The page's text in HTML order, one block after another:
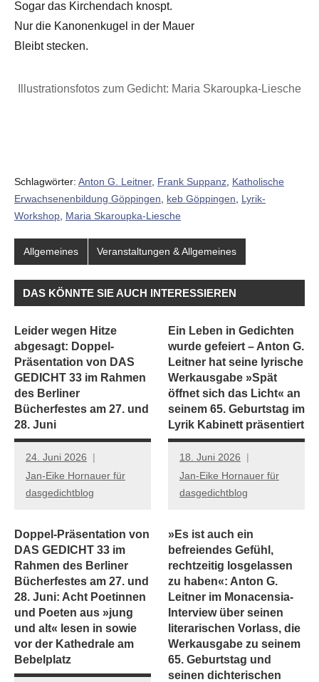
Sogar das Kirchendach knospt.
Nur die Kanonenkugel in der Mauer
Bleibt stecken.
Illustrationsfotos zum Gedicht: Maria Skaroupka-Liesche
Schlagwörter: Anton G. Leitner, Frank Suppanz Katholische
Erwachsenenbildung Göppingen
keb Göppingen
Lyrik-
Workshop Maria Skaroupka-Liesche
Allgemeines Veranstaltungen & Allgemeines
DAS KÖNNTE SIE AUCH INTERESSIEREN
Leider wegen Hitze
abgesagt: Doppel-
Präsentation von DAS
GEDICHT 33 im Rahmen
des Berliner
Bücherfestes am 27. und
28. Juni
24. Juni 2026
Jan-Eike Hornauer für
dasgedichtblog
Ein Leben in Gedichten
wurde gefeiert – Anton G.
Leitner hat seine lyrische
Werkausgabe »Spät
öffnet sich das Licht« an
seinem 65. Geburtstag im
Lyrik Kabinett präsentiert
18. Juni 2026
Jan-Eike Hornauer für
dasgedichtblog
Doppel-Präsentation von
DAS GEDICHT 33 im
Rahmen des Berliner
Bücherfestes am 27. und
28. Juni: Acht Poetinnen
und Poeten aus »jung
und alt« lesen in sowie
vor der Kathedrale am
Bebelplatz
»Es ist auch ein
befreiendes Gefühl,
rechtzeitig losgelassen
zu haben«: Anton G.
Leitner im Monacensia-
Interview über seinen
literarischen Vorlass, die
Werkausgabe zu seinem
65. Geburtstag und
seinen dichterischen